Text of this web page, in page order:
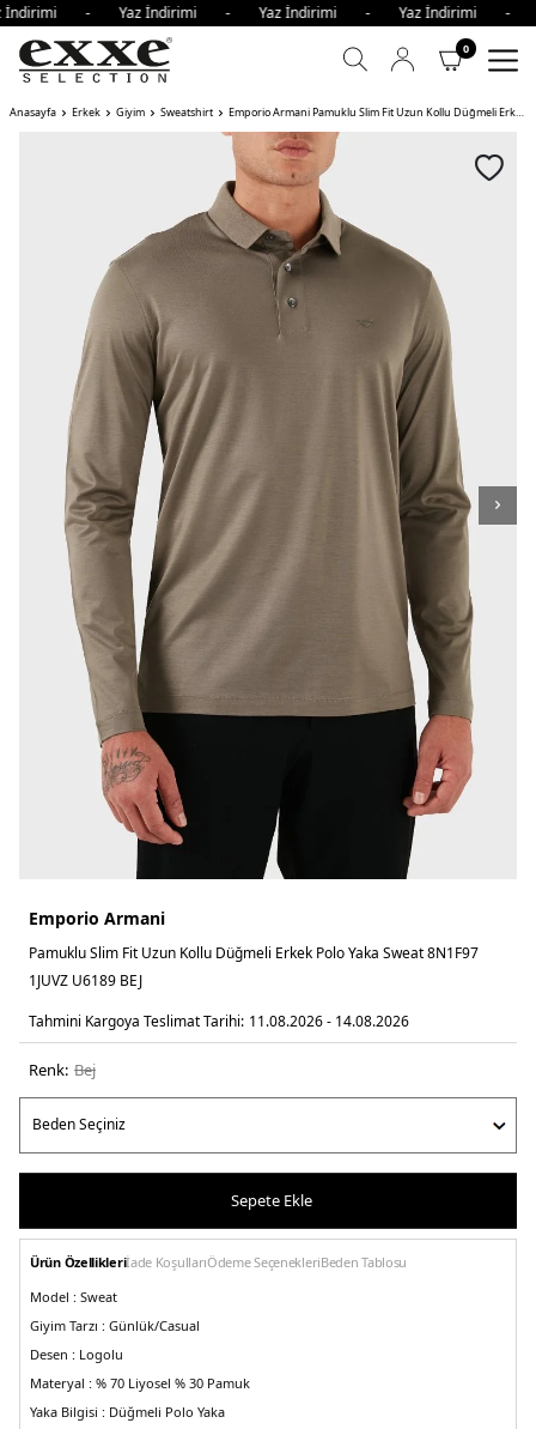
- Yaz İndirimi - Yaz İndirimi - Yaz
0
Anasayfa Erkek Giyim Sweatshirt Emporio Armani Pamuklu Slim Fit Uzun Kollu Düğmeli Erkek Polo Yaka Sweat
Emporio Armani
Pamuklu Slim Fit Uzun Kollu Düğmeli Erkek Polo Yaka Sweat 8N1F97
1JUVZ U6189 BEJ
Tahmini Kargoya Teslimat Tarihi: 11.08.2026 - 14.08.2026
Renk: bej
Sepete Ekle
Ürün Özellikleriİade KoşullarıÖdeme SeçenekleriBeden Tablosu
Model : Sweat
Giyim Tarzı : Günlük/Casual
Desen : Logolu
Materyal : % 70 Liyosel % 30 Pamuk
Yaka Bilgisi : Düğmeli Polo Yaka